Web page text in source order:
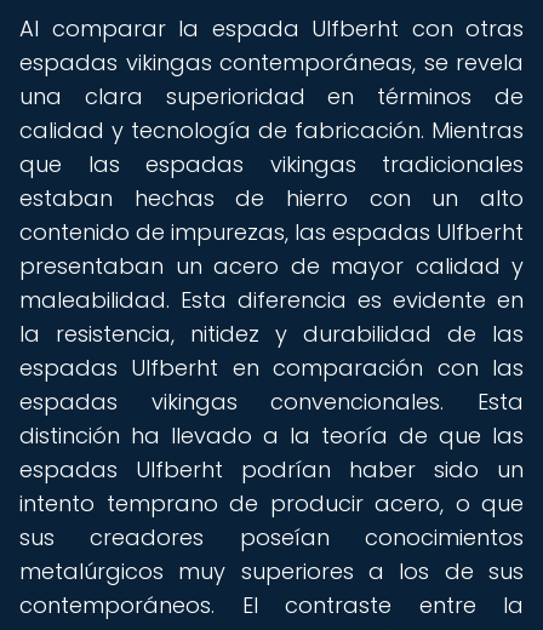
Al comparar la espada Ulfberht con otras
espadas vikingas contemporáneas, se revela
una clara superioridad en términos de
calidad y tecnología de fabricación. Mientras
que las espadas vikingas tradicionales
estaban hechas de hierro con un alto
contenido de impurezas, las espadas Ulfberht
presentaban un acero de mayor calidad y
maleabilidad. Esta diferencia es evidente en
la resistencia, nitidez y durabilidad de las
espadas Ulfberht en comparación con las
espadas vikingas convencionales. Esta
distinción ha llevado a la teoría de que las
espadas Ulfberht podrían haber sido un
intento temprano de producir acero, o que
sus creadores poseían conocimientos
metalúrgicos muy superiores a los de sus
contemporáneos. El contraste entre la